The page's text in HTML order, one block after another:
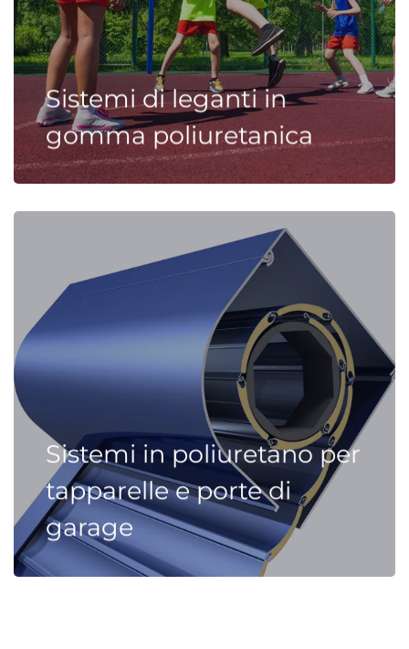
Sistemi di leganti in
gomma poliuretanica
Sistemi in poliuretano per
tapparelle e porte di
garage